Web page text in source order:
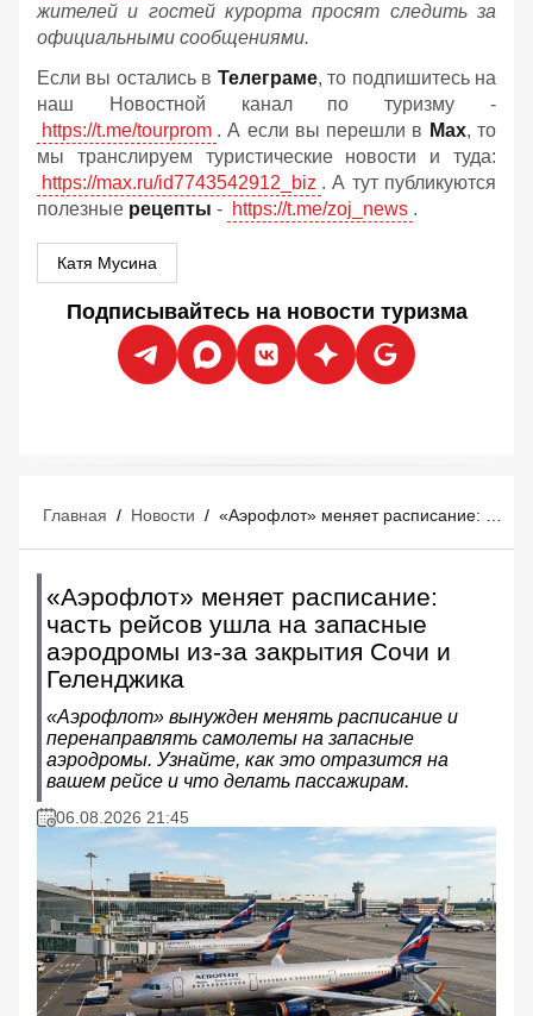
жителей и гостей курорта просят следить за
официальными сообщениями.
Если вы остались в Телеграме, то подпишитесь на
наш Новостной канал по туризму -
https://t.me/tourprom . А если вы перешли в Мах, то
мы транслируем туристические новости и туда:
https://max.ru/id7743542912_biz . А тут публикуются
полезные рецепты - https://t.me/zoj_news .
Катя Мусина
Подписывайтесь на новости туризма
Главная / Новости / «Аэрофлот» меняет расписание: часть рейсов ушла на запасные аэродромы из-за закрытия Сочи и Геленджика
«Аэрофлот» меняет расписание:
часть рейсов ушла на запасные
аэродромы из-за закрытия Сочи и
Геленджика
«Аэрофлот» вынужден менять расписание и
перенаправлять самолеты на запасные
аэродромы. Узнайте, как это отразится на
вашем рейсе и что делать пассажирам.
06.08.2026 21:45